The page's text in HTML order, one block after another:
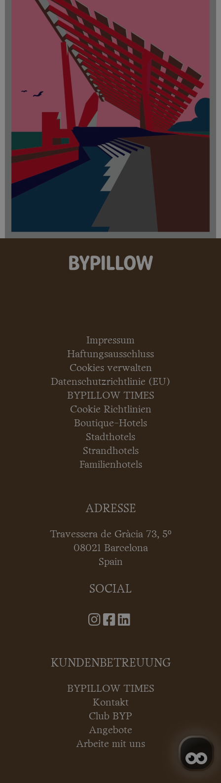
Impressum
Haftungsausschluss
Cookies verwalten
Datenschutzrichtlinie (EU)
BYPILLOW TIMES
Cookie Richtlinien
Boutique-Hotels
Stadthotels
Strandhotels
Familienhotels
ADRESSE
Travessera de Gràcia 73, 5º
08021 Barcelona
Spain
SOCIAL
KUNDENBETREUUNG
BYPILLOW TIMES
Kontakt
Club BYP
Angebote
Arbeite mit uns